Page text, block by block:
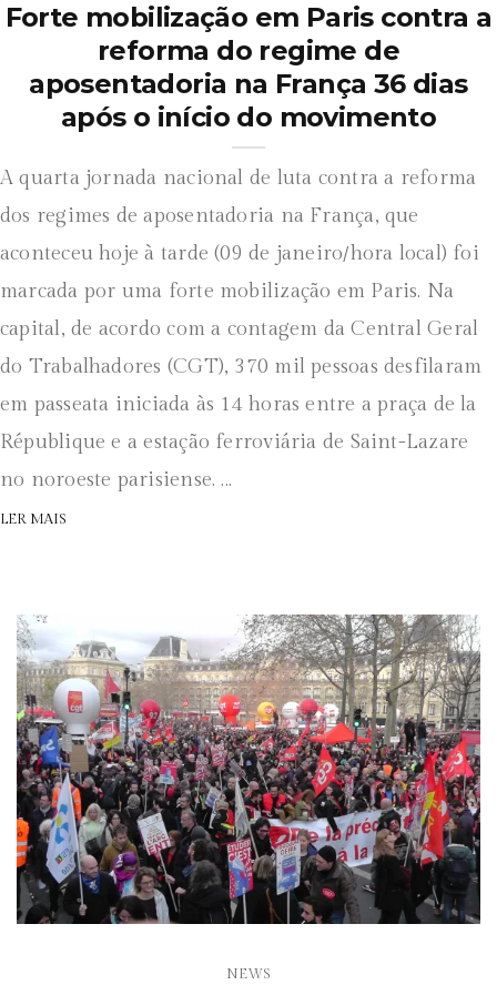
Forte mobilização em Paris contra a
reforma do regime de
aposentadoria na França 36 dias
após o início do movimento
A quarta jornada nacional de luta contra a reforma
dos regimes de aposentadoria na França, que
aconteceu hoje à tarde (09 de janeiro/hora local) foi
marcada por uma forte mobilização em Paris. Na
capital, de acordo com a contagem da Central Geral
do Trabalhadores (CGT), 370 mil pessoas desfilaram
em passeata iniciada às 14 horas entre a praça de la
République e a estação ferroviária de Saint-Lazare
no noroeste parisiense. ...
LER MAIS
NEWS